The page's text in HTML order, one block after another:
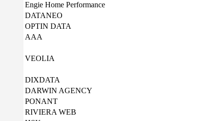
Engie Home Performance
DATANEO
OPTIN DATA
AAA
VEOLIA
DIXDATA
DARWIN AGENCY
PONANT
RIVIERA WEB